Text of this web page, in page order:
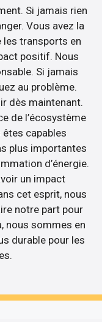
Si jamais rien
Vous avez la
les transports en
positif. Nous
Si jamais
au problème.
dès maintenant.
de l’écosystème
capables
plus importantes
d’énergie.
un impact
cet esprit, nous
notre part pour
nous sommes en
durable pour les